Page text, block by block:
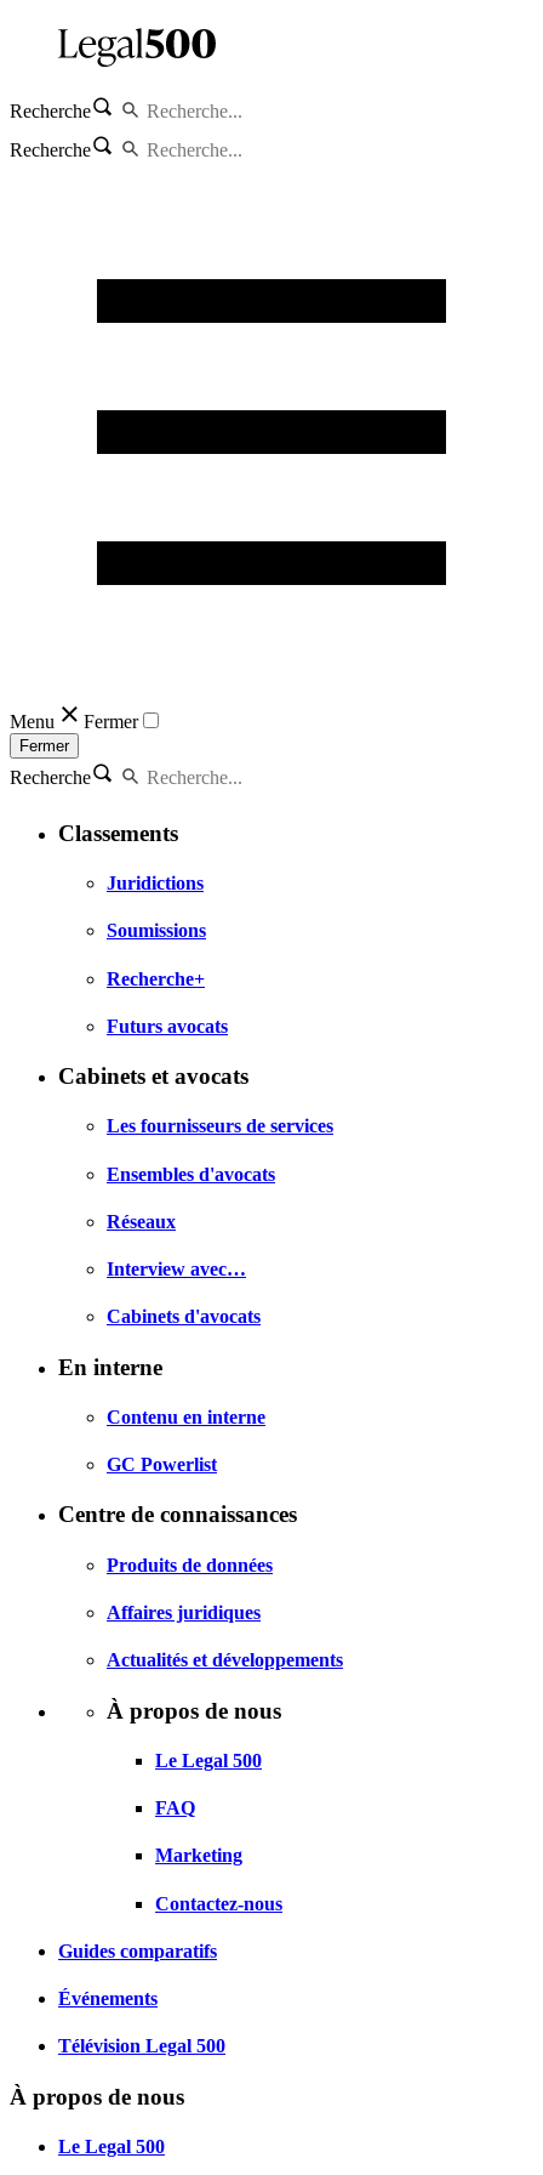
Recherche
Recherche
Menu Fermer
Fermer
Recherche
Classements
Juridictions
Soumissions
Recherche+
Futurs avocats
Cabinets et avocats
Les fournisseurs de services
Ensembles d'avocats
Réseaux
Interview avec…
Cabinets d'avocats
En interne
Contenu en interne
GC Powerlist
Centre de connaissances
Produits de données
Affaires juridiques
Actualités et développements
À propos de nous
Le Legal 500
FAQ
Marketing
Contactez-nous
Guides comparatifs
Événements
Télévision Legal 500
À propos de nous
Le Legal 500